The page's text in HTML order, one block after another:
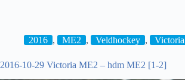
2016 , ME2 , Veldhockey , Victoria
2016-10-29 Victoria ME2 – hdm ME2 [1-2]